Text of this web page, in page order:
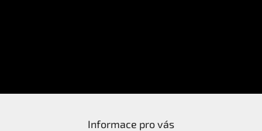
Informace pro vás